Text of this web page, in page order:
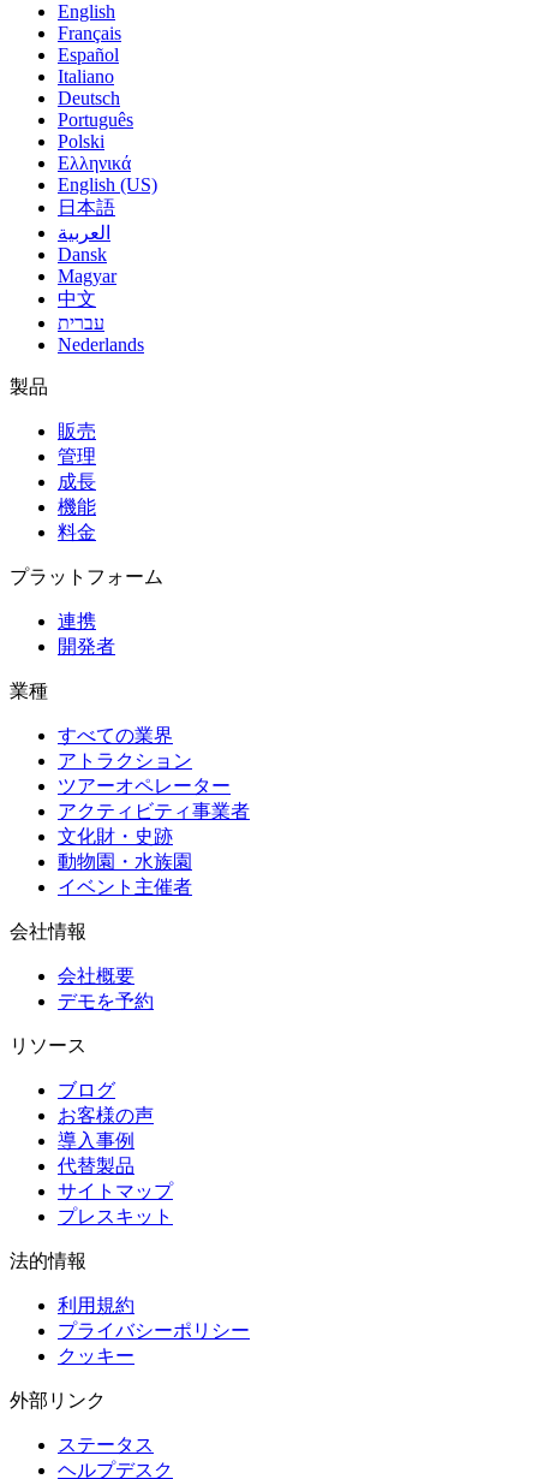
English
Français
Español
Italiano
Deutsch
Português
Polski
Ελληνικά
English (US)
日本語
العربية
Dansk
Magyar
中文
עברית
Nederlands
製品
販売
管理
成長
機能
料金
プラットフォーム
連携
開発者
業種
すべての業界
アトラクション
ツアーオペレーター
アクティビティ事業者
文化財・史跡
動物園・水族園
イベント主催者
会社情報
会社概要
デモを予約
リソース
ブログ
お客様の声
導入事例
代替製品
サイトマップ
プレスキット
法的情報
利用規約
プライバシーポリシー
クッキー
外部リンク
ステータス
ヘルプデスク